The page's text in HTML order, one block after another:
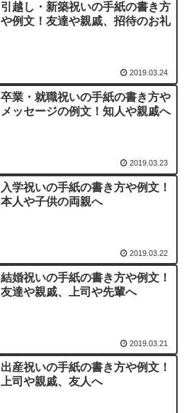
引越し・新築祝いの手紙の書き方
や例文！友達や親戚、招待のお礼
2019.03.24
卒業・就職祝いの手紙の書き方や
メッセージの例文！知人や親戚へ
2019.03.23
入学祝いの手紙の書き方や例文！
本人や子供の両親へ
2019.03.22
結婚祝いの手紙の書き方や例文！
友達や親戚、上司や先輩へ
2019.03.21
出産祝いの手紙の書き方や例文！
上司や親戚、友人へ